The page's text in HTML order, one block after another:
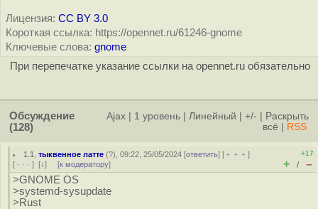
Лицензия: CC BY 3.0
Короткая ссылка: https://opennet.ru/61246-gnome
Ключевые слова: gnome
При перепечатке указание ссылки на opennet.ru обязательно
Обсуждение
(128)
Ajax 1 уровень Линейный +/-
Раскрыть
всё
RSS
1.1 ,тыквенное латте (?), 09:22, 25/05/2024 [ответить] [ ﹢﹢﹢]
[ · · · ] [↓] [к модератору]
+17
+ / –
>GNOME OS
>systemd-sysupdate
>Rust